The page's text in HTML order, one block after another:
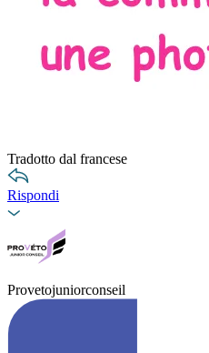
Tradotto dal francese
Rispondi
Provetojuniorconseil